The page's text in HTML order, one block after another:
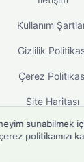
Kullanım
Gizlilik
Çerez
Site Haritası
sunabilmek
politikamızı